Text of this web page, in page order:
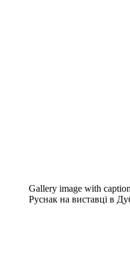
Gallery image with
Руснак на виставці в